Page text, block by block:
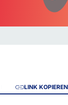
LINK KOPIEREN